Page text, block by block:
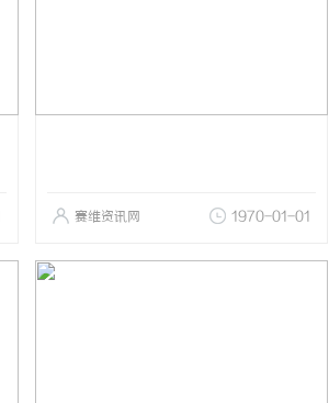
赛维资讯网 1970-01-01